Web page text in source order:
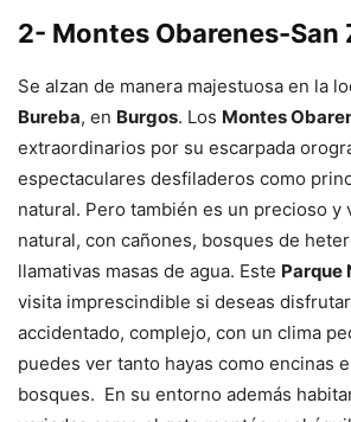
2- Montes Obarenes-San
Se alzan de manera majestuosa en la
Bureba, en Burgos. Los Montes
extraordinarios por su escarpada
espectaculares desfiladeros como
natural. Pero también es un precioso y
natural, con cañones, bosques de
llamativas masas de agua. Este Parque
visita imprescindible si deseas
accidentado, complejo, con un clima
puedes ver tanto hayas como encinas
bosques. En su entorno además